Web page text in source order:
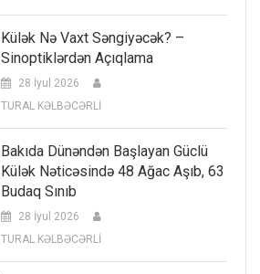
Külək Nə Vaxt Səngiyəcək? –
Sinoptiklərdən Açıqlama
28 İyul 2026
TURAL KƏLBƏCƏRLİ
Bakıda Dünəndən Başlayan Güclü
Külək Nəticəsində 48 Ağac Aşıb, 63
Budaq Sınıb
28 İyul 2026
TURAL KƏLBƏCƏRLİ